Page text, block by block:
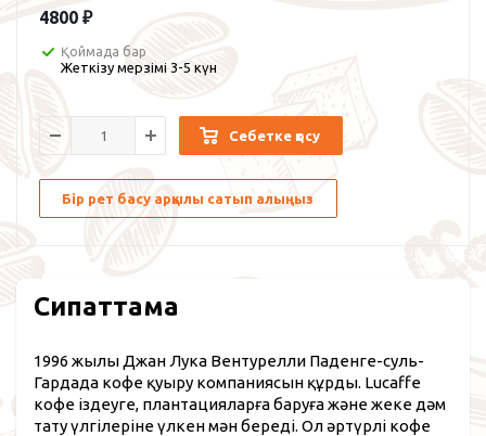
4800 ₽
Қоймада бар
Жеткізу мерзімі 3-5 күн
Себетке қосу
Бір рет басу арқылы сатып алыңыз
Сипаттама
1996 жылы Джан Лука Вентурелли Паденге-суль-
Гардада кофе қуыру компаниясын құрды. Lucaffe
кофе іздеуге, плантацияларға баруға және жеке дәм
тату үлгілеріне үлкен мән береді. Ол әртүрлі кофе